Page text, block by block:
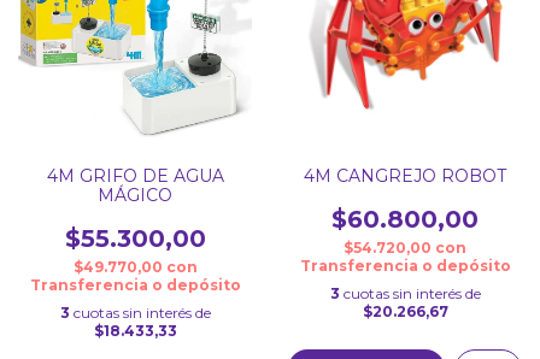
4M GRIFO DE AGUA
MÁGICO
$55.300,00
$49.770,00 con
Transferencia o depósito
3 cuotas sin interés de
$18.433,33
4M CANGREJO ROBOT
$60.800,00
$54.720,00 con
Transferencia o depósito
3 cuotas sin interés de
$20.266,67